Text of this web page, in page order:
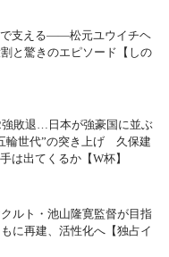
で支える――松元ユウイチヘ
と驚きのエピソード【しの
強敗退…日本が強豪国に並ぶ
輪世代”の突き上げ 久保建
は出てくるか【W杯】
ルト・池山隆寛監督が目指
に再建、活性化へ【独占イ